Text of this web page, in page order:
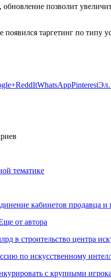
позволит
таргетинг по типу
ReddItWhatsAppPinterestЭл.
тематике
кабинетов продавца и
от автора
в строительство центра
по искусственному
с крупными